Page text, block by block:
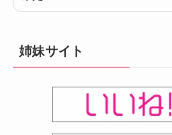
姉妹サイト